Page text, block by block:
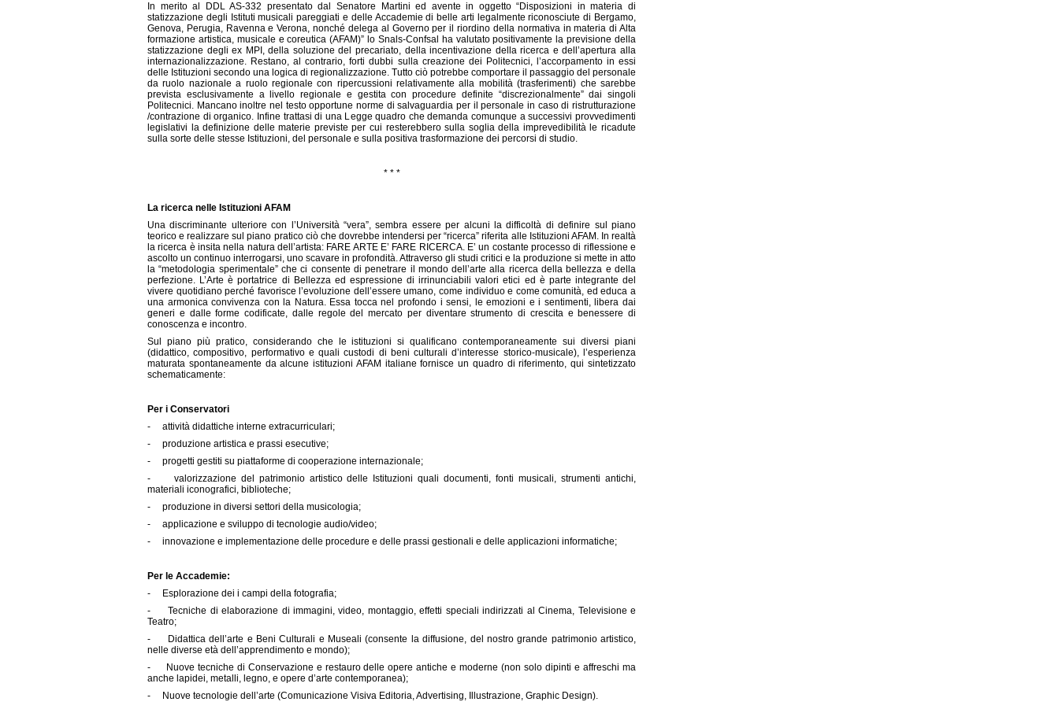
In merito al DDL AS-332 presentato dal Senatore Martini ed avente in oggetto “Disposizioni in materia di
statizzazione degli Istituti musicali pareggiati e delle Accademie di belle arti legalmente riconosciute di Bergamo,
Genova, Perugia, Ravenna e Verona, nonché delega al Governo per il riordino della normativa in materia di Alta
formazione artistica, musicale e coreutica (AFAM)” lo Snals-Confsal ha valutato positivamente la previsione della
statizzazione degli ex MPI, della soluzione del precariato, della incentivazione della ricerca e dell’apertura alla
internazionalizzazione. Restano, al contrario, forti dubbi sulla creazione dei Politecnici, l’accorpamento in essi
delle Istituzioni secondo una logica di regionalizzazione. Tutto ciò potrebbe comportare il passaggio del personale
da ruolo nazionale a ruolo regionale con ripercussioni relativamente alla mobilità (trasferimenti) che sarebbe
prevista esclusivamente a livello regionale e gestita con procedure definite “discrezionalmente” dai singoli
Politecnici. Mancano inoltre nel testo opportune norme di salvaguardia per il personale in caso di ristrutturazione
/contrazione di organico. Infine trattasi di una Legge quadro che demanda comunque a successivi provvedimenti
legislativi la definizione delle materie previste per cui resterebbero sulla soglia della imprevedibilità le ricadute
sulla sorte delle stesse Istituzioni, del personale e sulla positiva trasformazione dei percorsi di studio.
* * *
La ricerca nelle Istituzioni AFAM
Una discriminante ulteriore con l’Università “vera”, sembra essere per alcuni la difficoltà di definire sul piano
teorico e realizzare sul piano pratico ciò che dovrebbe intendersi per “ricerca” riferita alle Istituzioni AFAM. In realtà
la ricerca è insita nella natura dell’artista: FARE ARTE E’ FARE RICERCA. E’ un costante processo di riflessione e
ascolto un continuo interrogarsi, uno scavare in profondità. Attraverso gli studi critici e la produzione si mette in atto
la “metodologia sperimentale” che ci consente di penetrare il mondo dell’arte alla ricerca della bellezza e della
perfezione. L’Arte è portatrice di Bellezza ed espressione di irrinunciabili valori etici ed è parte integrante del
vivere quotidiano perché favorisce l’evoluzione dell’essere umano, come individuo e come comunità, ed educa a
una armonica convivenza con la Natura. Essa tocca nel profondo i sensi, le emozioni e i sentimenti, libera dai
generi e dalle forme codificate, dalle regole del mercato per diventare strumento di crescita e benessere di
conoscenza e incontro.
Sul piano più pratico, considerando che le istituzioni si qualificano contemporaneamente sui diversi piani
(didattico, compositivo, performativo e quali custodi di beni culturali d’interesse storico-musicale), l’esperienza
maturata spontaneamente da alcune istituzioni AFAM italiane fornisce un quadro di riferimento, qui sintetizzato
schematicamente:
Per i Conservatori
- attività didattiche interne extracurriculari;
- produzione artistica e prassi esecutive;
- progetti gestiti su piattaforme di cooperazione internazionale;
- valorizzazione del patrimonio artistico delle Istituzioni quali documenti, fonti musicali, strumenti antichi,
materiali iconografici, biblioteche;
- produzione in diversi settori della musicologia;
- applicazione e sviluppo di tecnologie audio/video;
- innovazione e implementazione delle procedure e delle prassi gestionali e delle applicazioni informatiche;
Per le Accademie:
- Esplorazione dei i campi della fotografia;
- Tecniche di elaborazione di immagini, video, montaggio, effetti speciali indirizzati al Cinema, Televisione e
Teatro;
- Didattica dell’arte e Beni Culturali e Museali (consente la diffusione, del nostro grande patrimonio artistico,
nelle diverse età dell’apprendimento e mondo);
- Nuove tecniche di Conservazione e restauro delle opere antiche e moderne (non solo dipinti e affreschi ma
anche lapidei, metalli, legno, e opere d’arte contemporanea);
- Nuove tecnologie dell’arte (Comunicazione Visiva Editoria, Advertising, Illustrazione, Graphic Design).